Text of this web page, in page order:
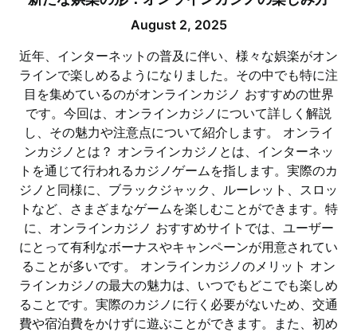
August 2, 2025
近年、インターネットの普及に伴い、様々な娯楽がオン
ラインで楽しめるようになりました。その中でも特に注
目を集めているのがオンラインカジノ おすすめの世界
です。今回は、オンラインカジノについて詳しく解説
し、その魅力や注意点について紹介します。 オンライ
ンカジノとは？ オンラインカジノとは、インターネッ
トを通じて行われるカジノゲームを指します。実際のカ
ジノと同様に、ブラックジャック、ルーレット、スロッ
トなど、さまざまなゲームを楽しむことができます。特
に、オンラインカジノ おすすめサイトでは、ユーザー
にとって有利なボーナスやキャンペーンが用意されてい
ることが多いです。 オンラインカジノのメリット オン
ラインカジノの最大の魅力は、いつでもどこでも楽しめ
ることです。実際のカジノに行く必要がないため、交通
費や宿泊費をかけずに遊ぶことができます。また、初め